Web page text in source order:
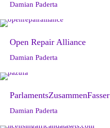
Damian Paderta
Open Repair Alliance
Damian Paderta
ParlamentsZusammenFasser
Damian Paderta